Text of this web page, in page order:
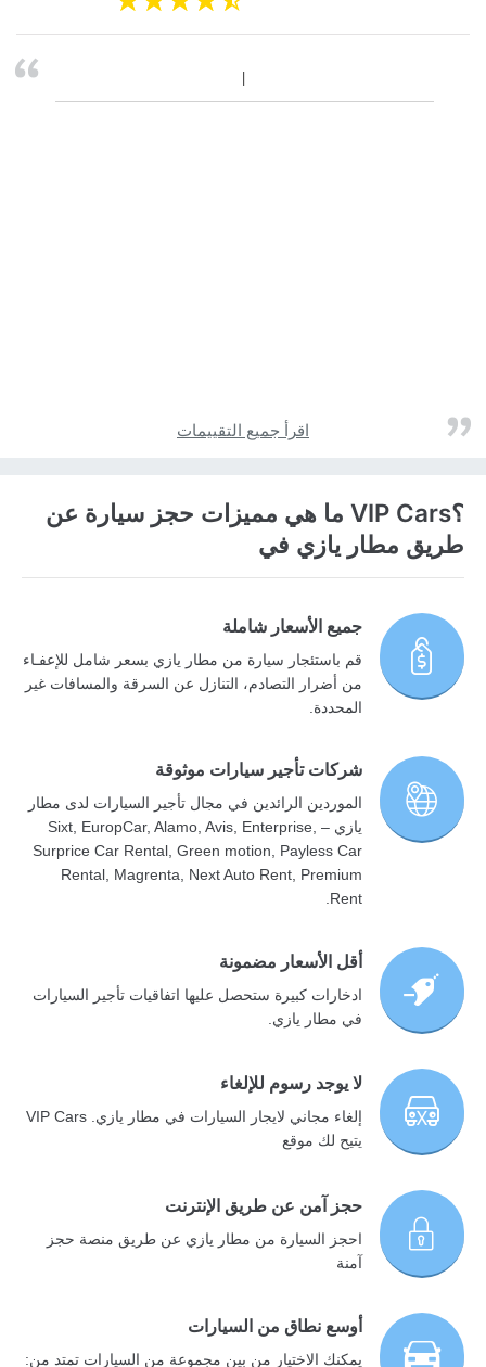
اقرأ جميع التقييمات
؟VIP Cars ما هي مميزات حجز سيارة عن
طريق مطار يازي في
جميع الأسعار شاملة
قم باستئجار سيارة من مطار يازي بسعر شامل للإعفـاء
من أضرار التصادم، التنازل عن السرقة والمسافات غير
المحددة.
شركات تأجير سيارات موثوقة
الموردين الرائدين في مجال تأجير السيارات لدى مطار
يازي – Sixt, EuropCar, Alamo, Avis, Enterprise,
Surprice Car Rental, Green motion, Payless Car
Rental, Magrenta, Next Auto Rent, Premium
Rent.
أقل الأسعار مضمونة
ادخارات كبيرة ستحصل عليها اتفاقيات تأجير السيارات
في مطار يازي.
لا يوجد رسوم للإلغاء
إلغاء مجاني لايجار السيارات في مطار يازي. VIP Cars
يتيح لك موقع
حجز آمن عن طريق الإنترنت
احجز السيارة من مطار يازي عن طريق منصة حجز
آمنة
أوسع نطاق من السيارات
يمكنك الاختيار من بين مجموعة من السيارات تمتد من: